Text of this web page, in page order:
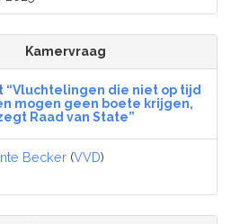
Kamervraag
“Vluchtelingen die niet op tijd
mogen geen boete krijgen,
Raad van State”
Becker (VVD)